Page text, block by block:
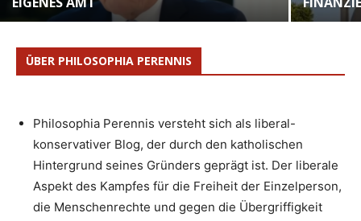
ÜBER PHILOSOPHIA PERENNIS
Philosophia Perennis versteht sich als liberal-
konservativer Blog, der durch den katholischen
Hintergrund seines Gründers geprägt ist. Der liberale
Aspekt des Kampfes für die Freiheit der Einzelperson,
die Menschenrechte und gegen die Übergriffigkeit